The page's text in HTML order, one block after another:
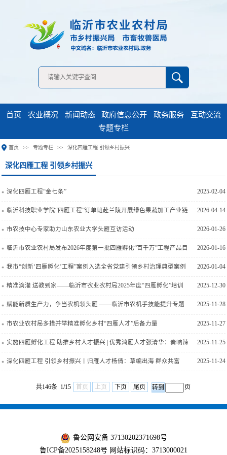
首页 农业概况 新闻动态 政府信息公开 政务服务
互动交流
专题专栏
首页 专题专栏 深化四雁工程 引领乡村振兴
2025-02-04
深化四雁工程“金七条”
2026-04-14
临沂科技职业学院“四雁工程”订单班赴兰陵开展绿色果蔬加工产业链
专题调研 2026-01-26
市农技中心专家助力山东农业大学头雁互访活动
2026-01-16
临沂市农业农村局发布2026年度第一批四雁孵化“百千万”工程产品目
录 2026-01-04
我市“创新‘四雁孵化’工程”案例入选全省党建引领乡村治理典型案例
2025-12-30
精准滴灌 送教到家——临沂市农业农村局2025年度“四雁孵化”培训
任务圆满完成 2025-11-28
赋能新质生产力，争当农机领头雁 ——临沂市农机手技能提升专题
培训班圆满结业 2025-11-27
市农业农村局多措并举精准孵化乡村“四雁人才”后备力量
2025-11-25
实施四雁孵化工程 助推乡村人才振兴 | 优秀鸿雁人才张清华：奏响辣
椒产业富民“椒”响曲 2025-11-24
深化四雁工程 引领乡村振兴丨归雁人才杨倩：草编出海 群众共富
共146条 1/15 首页 上页 下页 尾页 页
鲁公网安备 37130202371698号
鲁ICP备2025158248号 网站标识码：3713000021